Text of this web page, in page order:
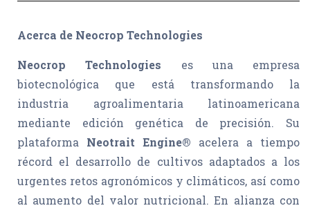
Acerca de Neocrop Technologies
Neocrop Technologies es una empresa
biotecnológica que está transformando la
industria agroalimentaria latinoamericana
mediante edición genética de precisión. Su
plataforma Neotrait Engine® acelera a tiempo
récord el desarrollo de cultivos adaptados a los
urgentes retos agronómicos y climáticos, así como
al aumento del valor nutricional. En alianza con